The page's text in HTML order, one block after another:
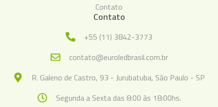
Contato
Contato
+55 (11) 3842-3773
contato@euroledbrasil.com.br
R. Galeno de Castro, 93 - Jurubatuba, São Paulo - SP
Segunda a Sexta das 8:00 às 18:00hs.